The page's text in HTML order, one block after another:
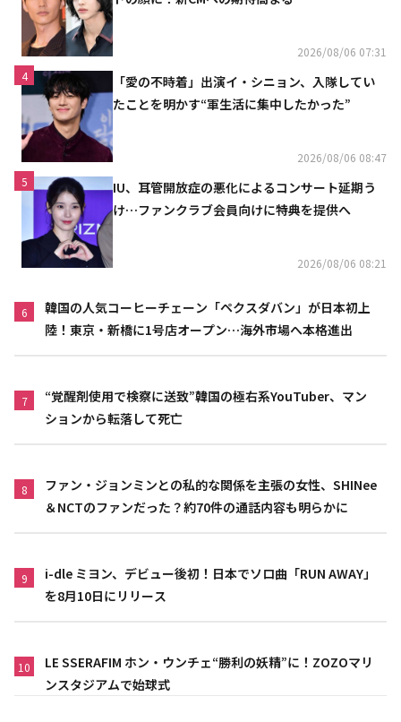
2026/08/06 07:31
4
「愛の不時着」出演イ・シニョン、入隊してい
たことを明かす“軍生活に集中したかった”
2026/08/06 08:47
5
IU、耳管開放症の悪化によるコンサート延期う
け…ファンクラブ会員向けに特典を提供へ
2026/08/06 08:21
6
韓国の人気コーヒーチェーン「ペクスダバン」が日本初上
陸！東京・新橋に1号店オープン…海外市場へ本格進出
7
“覚醒剤使用で検察に送致”韓国の極右系YouTuber、マン
ションから転落して死亡
8
ファン・ジョンミンとの私的な関係を主張の女性、SHINee
＆NCTのファンだった？約70件の通話内容も明らかに
9
i-dle ミヨン、デビュー後初！日本でソロ曲「RUN AWAY」
を8月10日にリリース
10
LE SSERAFIM ホン・ウンチェ“勝利の妖精”に！ZOZOマリ
ンスタジアムで始球式